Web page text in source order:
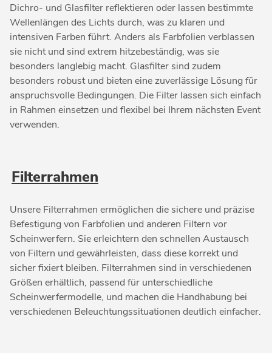
Dichro- und Glasfilter reflektieren oder lassen bestimmte
Wellenlängen des Lichts durch, was zu klaren und
intensiven Farben führt. Anders als Farbfolien verblassen
sie nicht und sind extrem hitzebeständig, was sie
besonders langlebig macht. Glasfilter sind zudem
besonders robust und bieten eine zuverlässige Lösung für
anspruchsvolle Bedingungen. Die Filter lassen sich einfach
in Rahmen einsetzen und flexibel bei Ihrem nächsten Event
verwenden.
Filterrahmen
Unsere Filterrahmen ermöglichen die sichere und präzise
Befestigung von Farbfolien und anderen Filtern vor
Scheinwerfern. Sie erleichtern den schnellen Austausch
von Filtern und gewährleisten, dass diese korrekt und
sicher fixiert bleiben. Filterrahmen sind in verschiedenen
Größen erhältlich, passend für unterschiedliche
Scheinwerfermodelle, und machen die Handhabung bei
verschiedenen Beleuchtungssituationen deutlich einfacher.